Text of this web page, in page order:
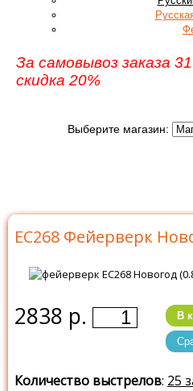
За самовывоз заказа
скидка 20%
Выберите магазин:
ЕС268 Фейерверк
2838 р. В
Количество выстрелов: 25